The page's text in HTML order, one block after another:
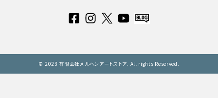
© 2023 有限会社メルヘンアートストア. All rights Reserved.